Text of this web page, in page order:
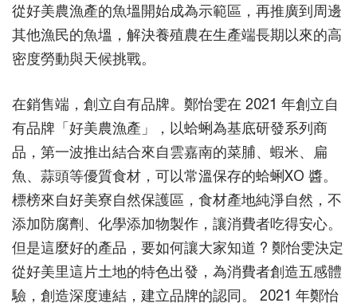
從好美農漁產的魚塭開始成為示範區，再推廣到周邊
其他漁民的魚塭，解決養殖農在生產端長期以來的高
密度勞動與天候挑戰。
在銷售端，創立自有品牌。鄭怡雯在 2021 年創立自
有品牌「好美農漁產」，以蛤蜊為基底研發系列商
品，第一波推出結合來自雲嘉南的菜脯、蝦米、扁
魚、蒜頭等優質食材，可以常溫保存的蛤蜊XO 醬。
標榜來自好美寮自然保護區，食材產地純淨自然，不
添加防腐劑、化學添加物製作，讓消費者吃得安心。
但是這麼好的產品，要如何讓大家知道 ? 鄭怡雯決定
從好美里這片土地的特色出發，為消費者創造五感體
驗，創造深度連結，建立品牌的認同。 2021 年鄭怡